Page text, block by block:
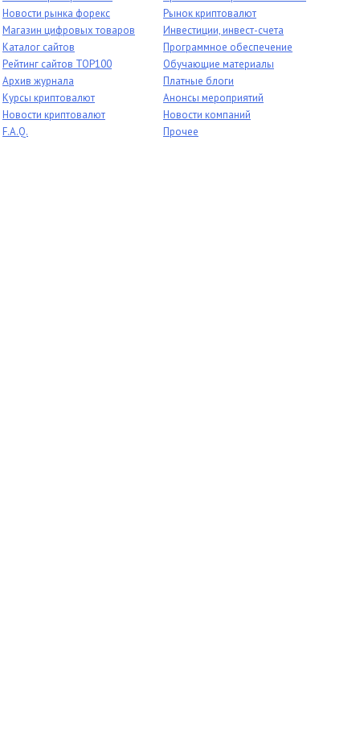
Новости рынка форекс
Магазин цифровых товаров
Каталог сайтов
Рейтинг сайтов TOP100
Архив журнала
Курсы криптовалют
Новости криптовалют
F.A.Q.
Рынок криптовалют
Инвестиции, инвест-счета
Программное обеспечение
Обучающие материалы
Платные блоги
Анонсы мероприятий
Новости компаний
Прочее